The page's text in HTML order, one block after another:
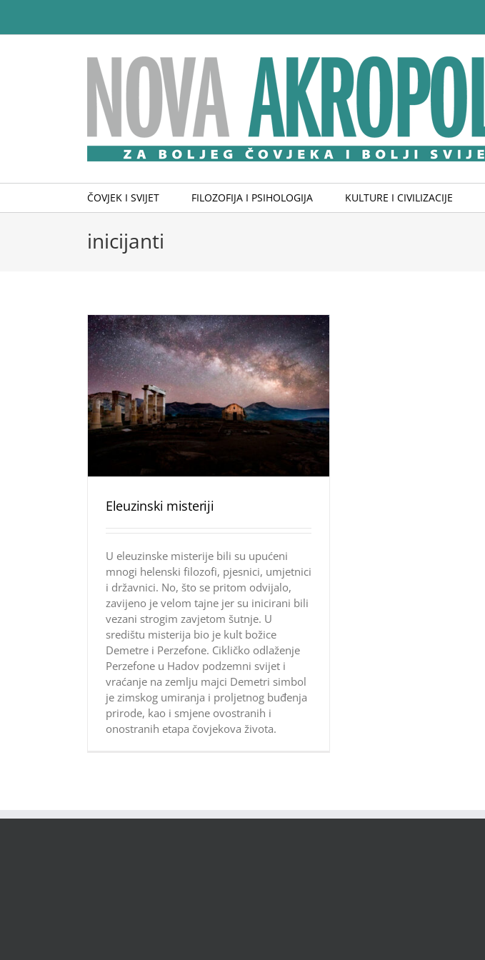
content
ČOVJEK I SVIJET FILOZOFIJA I PSIHOLOGIJA KULTURE I CIVILIZACIJE
inicijanti
Eleuzinski misteriji
U eleuzinske misterije bili su upućeni
mnogi helenski filozofi, pjesnici, umjetnici
i državnici. No, što se pritom odvijalo,
zavijeno je velom tajne jer su inicirani bili
vezani strogim zavjetom šutnje. U
središtu misterija bio je kult božice
Demetre i Perzefone. Cikličko odlaženje
Perzefone u Hadov podzemni svijet i
vraćanje na zemlju majci Demetri simbol
je zimskog umiranja i proljetnog buđenja
prirode, kao i smjene ovostranih i
onostranih etapa čovjekova života.